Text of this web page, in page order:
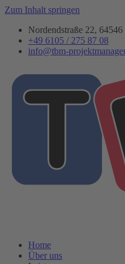
Zum Inhalt springen
Nordendstraße 22,
+49 6105 / 275 87 08
info@tbm-
Home
Über uns